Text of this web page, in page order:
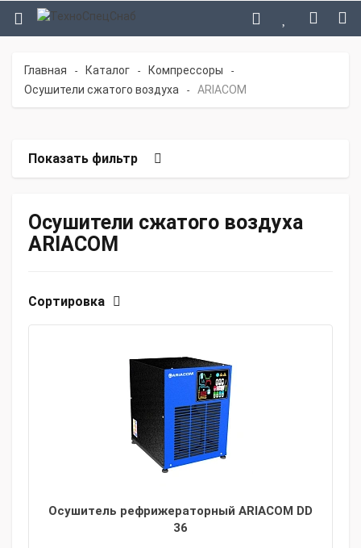
Главная - Каталог - Компрессоры -
Осушители сжатого воздуха - ARIACOM
Показать фильтр
Осушители сжатого воздуха
ARIACOM
Сортировка
Осушитель рефрижераторный ARIACOM DD
36